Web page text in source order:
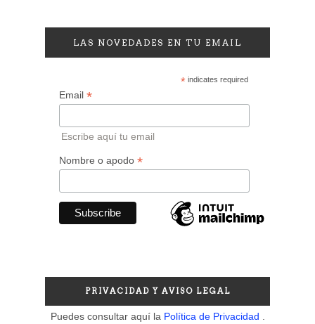
LAS NOVEDADES EN TU EMAIL
*indicates required
Email *
Escribe aquí tu email
Nombre o apodo *
PRIVACIDAD Y AVISO LEGAL
Puedes consultar aquí la Política de Privacidad